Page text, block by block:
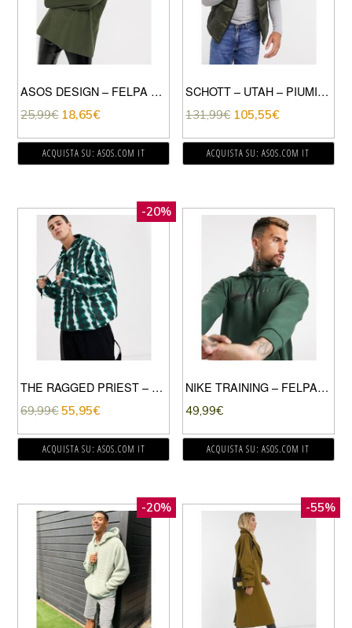
ASOS DESIGN – FELPA ACCOLLATA OVERSIZE COMODA KAKI-VERDE
25,99€ 18,65€
ACQUISTA SU: ASOS.COM IT
SCHOTT – UTAH – PIUMINO SMANICATO KAKI CON SCOLLO A V-VERDE
131,99€ 105,55€
ACQUISTA SU: ASOS.COM IT
-20%
THE RAGGED PRIEST – FELPA CON CAPPUCCIO TIE-DYE VERDE A ONDE
69,99€ 55,95€
ACQUISTA SU: ASOS.COM IT
NIKE TRAINING – FELPA CON CAPPUCCIO VERDE CON LOGO NIKE
49,99€
ACQUISTA SU: ASOS.COM IT
-20% -55%